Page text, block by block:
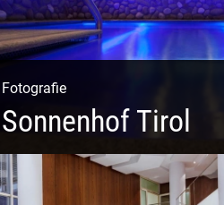
Fotografie
Sonnenhof Tirol
Freundliches Team | Moderne
Coole Köche